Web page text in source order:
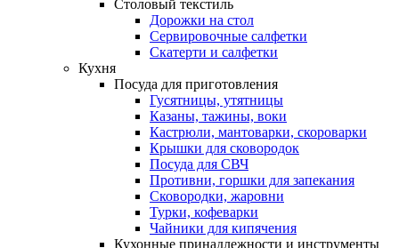
Столовый текстиль
Дорожки на стол
Сервировочные салфетки
Скатерти и салфетки
Кухня
Посуда для приготовления
Гусятницы, утятницы
Казаны, тажины, воки
Кастрюли, мантоварки, скороварки
Крышки для сковородок
Посуда для СВЧ
Противни, горшки для запекания
Сковородки, жаровни
Турки, кофеварки
Чайники для кипячения
Кухонные принадлежности и инструменты